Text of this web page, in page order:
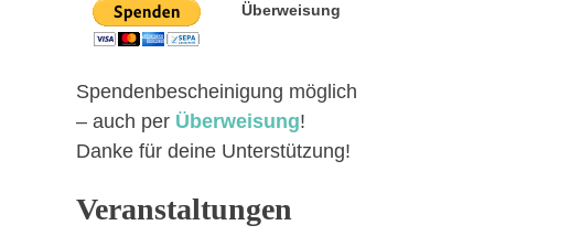
Überweisung
Spendenbescheinigung möglich
– auch per Überweisung!
Danke für deine Unterstützung!
Veranstaltungen